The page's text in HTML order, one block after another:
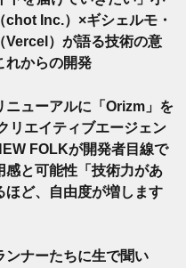
chot Inc.）×ギシェルモ・
Vercel）が語る技術の意
れからの開発
ニューアルに「Orizm」を
リエイティブエージェン
FOLKが開発者目線で
感と可能性「技術力があ
ほど、自由度が増します
ンナーたちに生で聞い